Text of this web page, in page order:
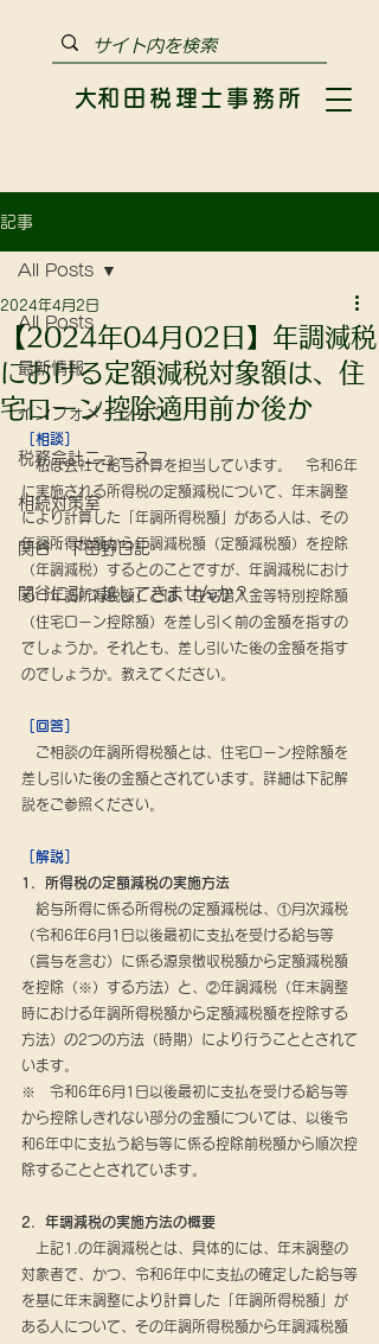
​大和田税理士事務所
記事
All Posts
最新情報
インフォメーション
税務会計ニュース
相続対策室
関谷・下田野日記
関谷に引っ越してきませんか？
All Posts
【2024年04月02日】年調減税
における定額減税対象額は、住
宅ローン控除適用前か後か
2024年4月2日
［相談］
私は会社で給与計算を担当しています。　令和6年
に実施される所得税の定額減税について、年末調整
により計算した「年調所得税額」がある人は、その
年調所得税額から年調減税額（定額減税額）を控除
（年調減税）するとのことですが、年調減税におけ
る「年調所得税額」とは、住宅借入金等特別控除額
（住宅ローン控除額）を差し引く前の金額を指すの
でしょうか。それとも、差し引いた後の金額を指す
のでしょうか。教えてください。
［回答］
ご相談の年調所得税額とは、住宅ローン控除額を
差し引いた後の金額とされています。詳細は下記解
説をご参照ください。
［解説］
1．所得税の定額減税の実施方法
給与所得に係る所得税の定額減税は、①月次減税
（令和6年6月1日以後最初に支払を受ける給与等
（賞与を含む）に係る源泉徴収税額から定額減税額
を控除（※）する方法）と、②年調減税（年末調整
時における年調所得税額から定額減税額を控除する
方法）の2つの方法（時期）により行うこととされて
います。
※　令和6年6月1日以後最初に支払を受ける給与等
から控除しきれない部分の金額については、以後令
和6年中に支払う給与等に係る控除前税額から順次控
除することとされています。
2．年調減税の実施方法の概要
上記1.の年調減税とは、具体的には、年末調整の
対象者で、かつ、令和6年中に支払の確定した給与等
を基に年末調整により計算した「年調所得税額」が
ある人について、その年調所得税額から年調減税額